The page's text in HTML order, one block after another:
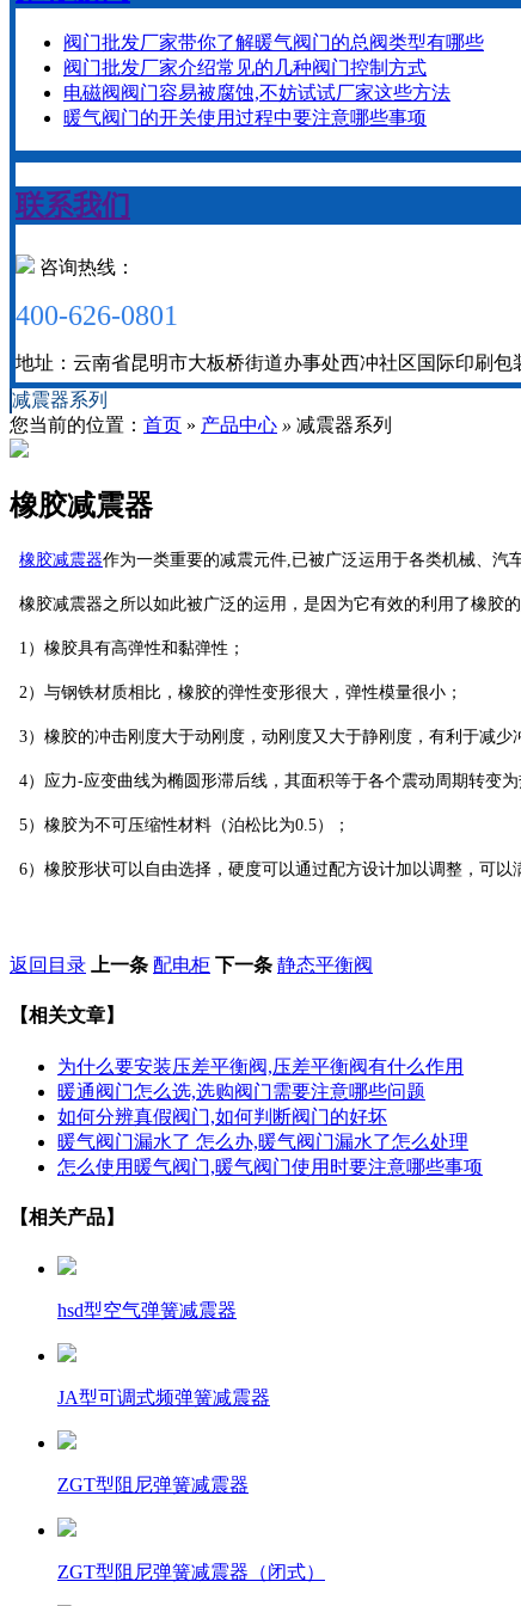
阀门批发厂家带你了解暖气阀门的总阀类型有哪些
阀门批发厂家介绍常见的几种阀门控制方式
电磁阀阀门容易被腐蚀,不妨试试厂家这些方法
暖气阀门的开关使用过程中要注意哪些事项
联系我们
咨询热线：
400-626-0801
地址：云南省昆明市大板桥街道办事处西冲社区国际印刷包
减震器系列
您当前的位置： 首页 » 产品中心 » 减震器系列
橡胶减震器
橡胶减震器作为一类重要的减震元件,已被广泛运用于各类机械、汽
橡胶减震器之所以如此被广泛的运用，是因为它有效的利用了橡胶的
1）橡胶具有高弹性和黏弹性；
2）与钢铁材质相比，橡胶的弹性变形很大，弹性模量很小；
3）橡胶的冲击刚度大于动刚度，动刚度又大于静刚度，有利于减少
4）应力-应变曲线为椭圆形滞后线，其面积等于各个震动周期转变
5）橡胶为不可压缩性材料（泊松比为0.5）；
6）橡胶形状可以自由选择，硬度可以通过配方设计加以调整，可以
返回目录 上一条 配电柜 下一条 静态平衡阀
【相关文章】
为什么要安装压差平衡阀,压差平衡阀有什么作用
暖通阀门怎么选,选购阀门需要注意哪些问题
如何分辨真假阀门,如何判断阀门的好坏
暖气阀门漏水了 怎么办,暖气阀门漏水了怎么处理
怎么使用暖气阀门,暖气阀门使用时要注意哪些事项
【相关产品】
hsd型空气弹簧减震器
JA型可调式频弹簧减震器
ZGT型阻尼弹簧减震器
ZGT型阻尼弹簧减震器（闭式）